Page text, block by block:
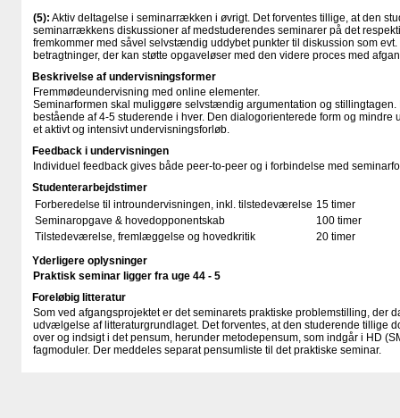
(5): Aktiv deltagelse i seminarrækken i øvrigt. Det forventes tillige, at den
seminarrækkens diskussioner af medstuderendes seminarer på det
fremkommer med såvel selvstændig uddybet punkter til diskussion som
betragtninger, der kan støtte opgaveløser med den videre proces med
Beskrivelse af undervisningsformer
Fremmødeundervisning med online elementer.
Seminarformen skal muliggøre selvstændig argumentation og
bestående af 4-5 studerende i hver. Den dialogorienterede form og
et aktivt og intensivt undervisningsforløb.
Feedback i undervisningen
Individuel feedback gives både peer-to-peer og i forbindelse med
Studenterarbejdstimer
Forberedelse til introundervisningen, inkl. tilstedeværelse 15 timer
Seminaropgave & hovedopponentskab
100 timer
Tilstedeværelse, fremlæggelse og hovedkritik
20 timer
Yderligere oplysninger
Praktisk seminar ligger fra uge 44 - 5
Foreløbig litteratur
Som ved afgangsprojektet er det seminarets praktiske problemstilling, der
udvælgelse af litteraturgrundlaget. Det forventes, at den studerende tillige
over og indsigt i det pensum, herunder metodepensum, som indgår i HD
fagmoduler. Der meddeles separat pensumliste til det praktiske seminar.